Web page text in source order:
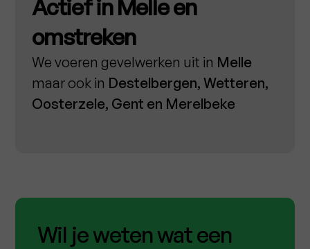
Actief in Melle en
omstreken
We voeren gevelwerken uit in Melle
maar ook in Destelbergen, Wetteren,
Oosterzele, Gent en Merelbeke
Wil je weten wat een